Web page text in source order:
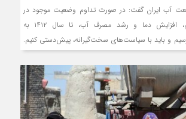
آب ایران گفت: در صورت تداوم وضعیت موجود در
بارندگی، تغییر اقلیم، افزایش دما و رشد مصرف آب، تا سال ۱۴۱۲ به
و باید با سیاست‌‌‌های سخت‌‌‌گیرانه، پیش‌‌‌دستی کنیم.